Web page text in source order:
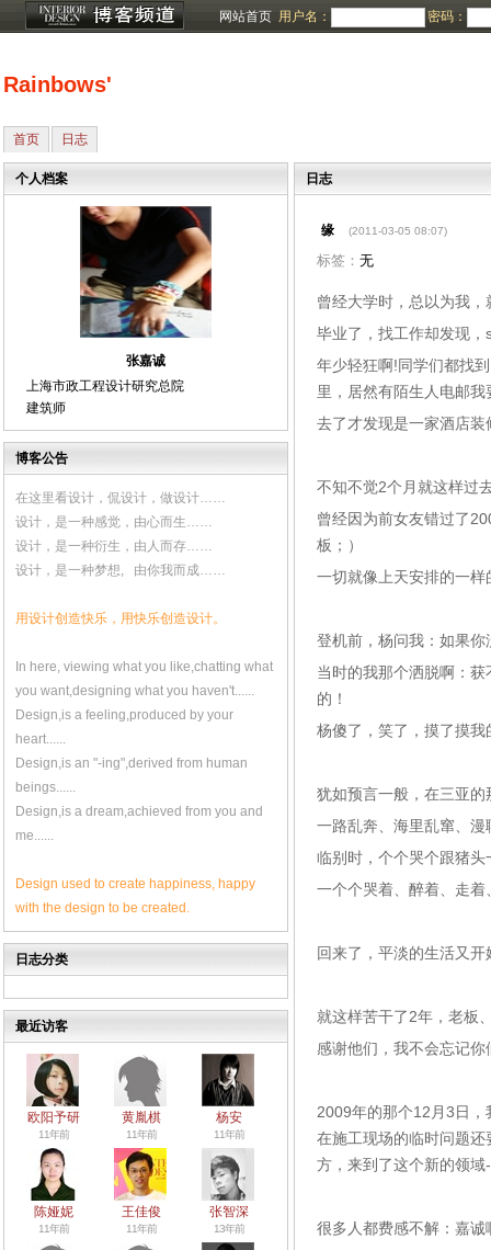
网站首页 用户名： 密码：
Rainbows'
首页 日志
个人档案
张嘉诚
上海市政工程设计研究总院
建筑师
博客公告
在这里看设计，侃设计，做设计……
设计，是一种感觉，由心而生……
设计，是一种衍生，由人而存……
设计，是一种梦想, 由你我而成……
用设计创造快乐，用快乐创造设计。
In here, viewing what you like,chatting what
you want,designing what you haven't......
Design,is a feeling,produced by your
heart......
Design,is an "-ing",derived from human
beings......
Design,is a dream,achieved from you and
me......
Design used to create happiness, happy
with the design to be created.
日志分类
最近访客
欧阳予研
11年前
黄胤棋
11年前
杨安
11年前
陈娅妮
11年前
王佳俊
11年前
张智深
13年前
日志
缘 (2011-03-05 08:07)
标签： 无
曾经大学时，总以为我
毕业了，找工作却发现
年少轻狂啊!同学们都找
里，居然有陌生人电邮
去了才发现是一家酒店
不知不觉2个月就这样过
曾经因为前女友错过了
板；）
一切就像上天安排的一
登机前，杨问我：如果你
当时的我那个洒脱啊：
的！
杨傻了，笑了，摸了摸
犹如预言一般，在三亚
一路乱奔、海里乱窜、
临别时，个个哭个跟猪
一个个哭着、醉着、走
回来了，平淡的生活又
就这样苦干了2年，老板
感谢他们，我不会忘记
2009年的那个12月3日
在施工现场的临时问题
方，来到了这个新的领域
很多人都费感不解：嘉